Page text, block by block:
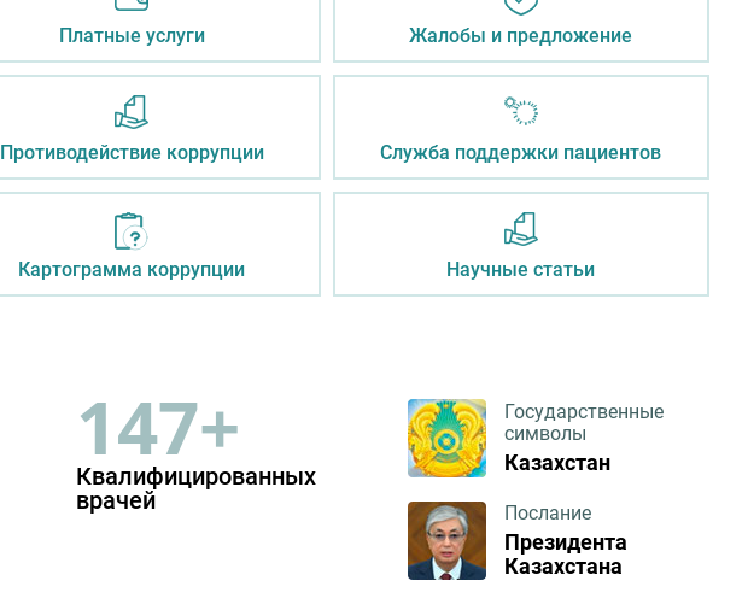
Платные услуги Жалобы и предложение
Противодействие коррупции Служба поддержки пациентов
Картограмма коррупции Научные статьи
147+
Квалифицированных
врачей
Государственные
символы
Казахстан
Послание
Президента
Казахстана